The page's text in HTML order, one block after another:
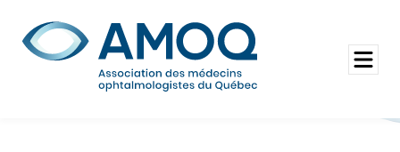
contenu
Rechercher
Ouvrir
le